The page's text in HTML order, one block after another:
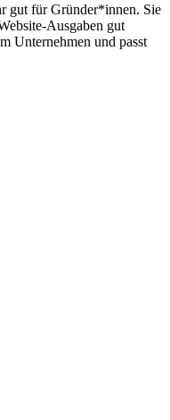
gut für Gründer*innen. Sie
Ausgaben gut
Unternehmen und passt